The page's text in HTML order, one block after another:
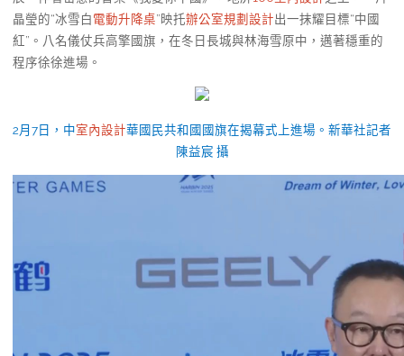
晶瑩的“冰雪白電動升降桌”映托辦公室規劃設計出一抹耀目標“中國
紅”。八名儀仗兵高擎國旗，在冬日長城與林海雪原中，邁著穩重的
程序徐徐進場。
2月7日，中室內設計華國民共和國國旗在揭幕式上進場。新華社記者
陳益宸 攝